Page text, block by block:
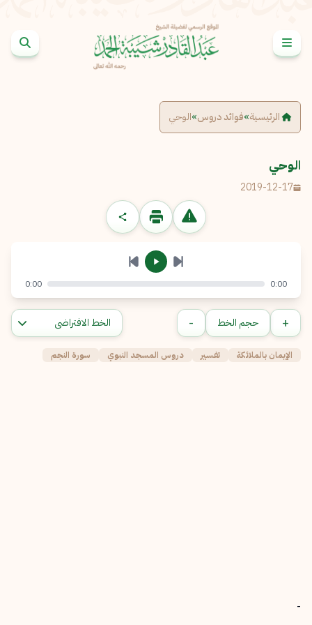
الرئيسية»فوائد دروس»الوحي
الوحي
2019-12-17
الإبلاغ عن مشكلة
الرسالة
إرسال إلغاء
0:00
0:00
+ حجم الخط -
الإيمان بالملائكة تفسير دروس المسجد النبوي سورة النجم
-